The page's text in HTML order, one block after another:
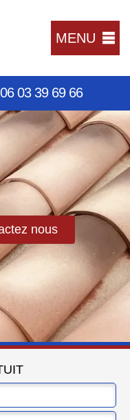
MENU
06 03 39 69 66
nous